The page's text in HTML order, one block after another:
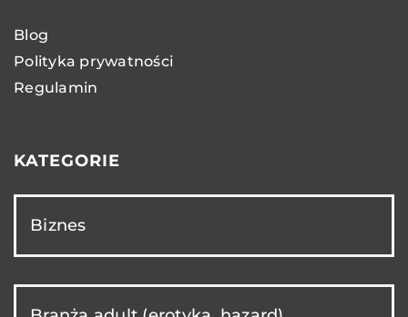
Blog
Polityka prywatności
Regulamin
KATEGORIE
Biznes